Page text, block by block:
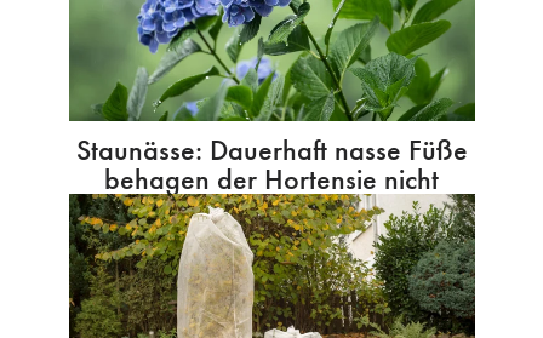
Staunässe: Dauerhaft nasse Füße
behagen der Hortensie nicht